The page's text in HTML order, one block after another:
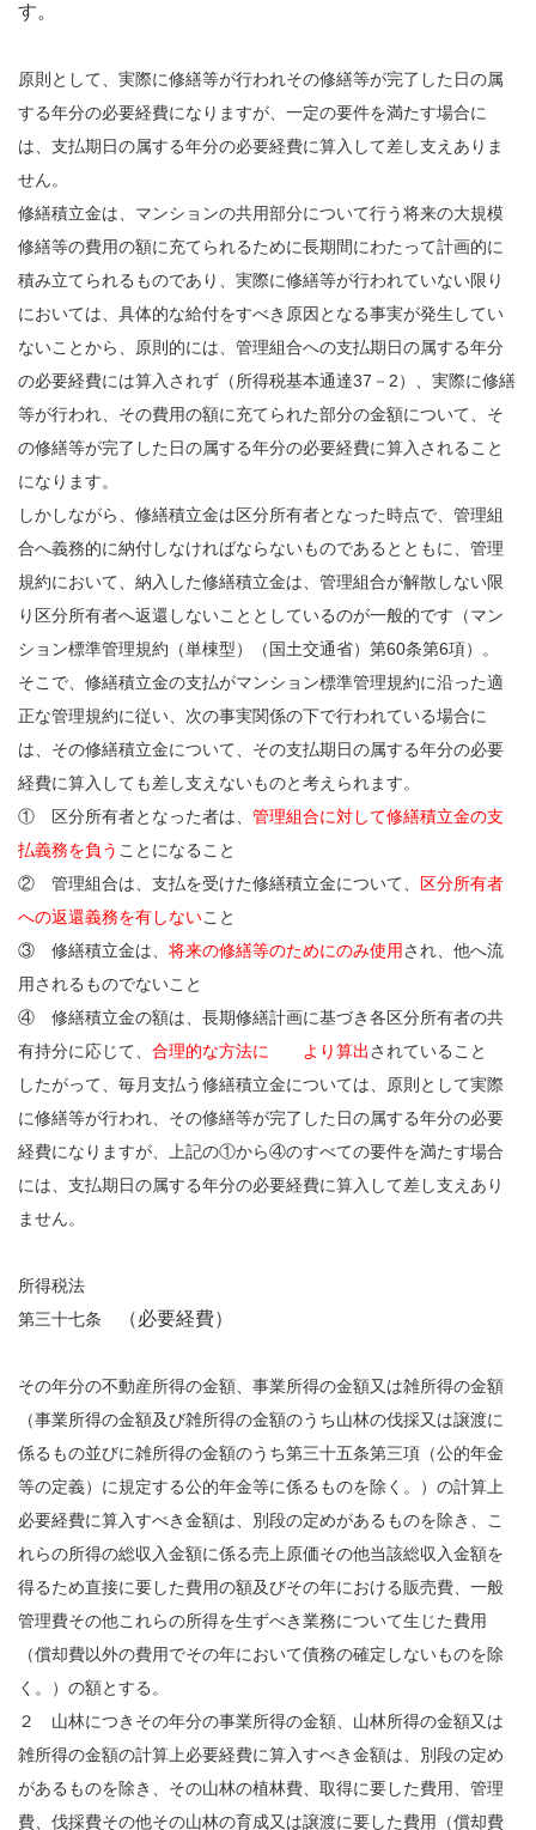
す。
原則として、実際に修繕等が行われその修繕等が完了した日の属
する年分の必要経費になりますが、一定の要件を満たす場合に
は、支払期日の属する年分の必要経費に算入して差し支えありま
せん。
修繕積立金は、マンションの共用部分について行う将来の大規模
修繕等の費用の額に充てられるために長期間にわたって計画的に
積み立てられるものであり、実際に修繕等が行われていない限り
においては、具体的な給付をすべき原因となる事実が発生してい
ないことから、原則的には、管理組合への支払期日の属する年分
の必要経費には算入されず（所得税基本通達37－2）、実際に修繕
等が行われ、その費用の額に充てられた部分の金額について、そ
の修繕等が完了した日の属する年分の必要経費に算入されること
になります。
しかしながら、修繕積立金は区分所有者となった時点で、管理組
合へ義務的に納付しなければならないものであるとともに、管理
規約において、納入した修繕積立金は、管理組合が解散しない限
り区分所有者へ返還しないこととしているのが一般的です（マン
ション標準管理規約（単棟型）（国土交通省）第60条第6項）。
そこで、修繕積立金の支払がマンション標準管理規約に沿った適
正な管理規約に従い、次の事実関係の下で行われている場合に
は、その修繕積立金について、その支払期日の属する年分の必要
経費に算入しても差し支えないものと考えられます。
① 区分所有者となった者は、 管理組合に対して修繕積立金の支
払義務を負う ことになること
② 管理組合は、支払を受けた修繕積立金について、
区分所有者
への返還義務を有しないこと
③ 修繕積立金は、 将来の修繕等のためにのみ使用され、他へ流
用されるものでないこと
④ 修繕積立金の額は、長期修繕計画に基づき各区分所有者の共
有持分に応じて、 合理的な方法に より算出されていること
したがって、毎月支払う修繕積立金については、原則として実際
に修繕等が行われ、その修繕等が完了した日の属する年分の必要
経費になりますが、上記の①から④のすべての要件を満たす場合
には、支払期日の属する年分の必要経費に算入して差し支えあり
ません。
所得税法
第三十七条
（必要経費）
その年分の不動産所得の金額、事業所得の金額又は雑所得の金額
（事業所得の金額及び雑所得の金額のうち山林の伐採又は譲渡に
係るもの並びに雑所得の金額のうち第三十五条第三項（公的年金
等の定義）に規定する公的年金等に係るものを除く。）の計算上
必要経費に算入すべき金額は、別段の定めがあるものを除き、こ
れらの所得の総収入金額に係る売上原価その他当該総収入金額を
得るため直接に要した費用の額及びその年における販売費、一般
管理費その他これらの所得を生ずべき業務について生じた費用
（償却費以外の費用でその年において債務の確定しないものを除
く。）の額とする。
２ 山林につきその年分の事業所得の金額、山林所得の金額又は
雑所得の金額の計算上必要経費に算入すべき金額は、別段の定め
があるものを除き、その山林の植林費、取得に要した費用、管理
費、伐採費その他その山林の育成又は譲渡に要した費用（償却費